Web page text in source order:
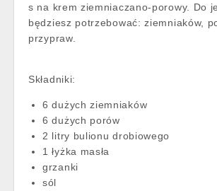
s na krem ziemniaczano-porowy. Do
będziesz potrzebować: ziemniaków,
przypraw.
Składniki:
6 dużych ziemniaków
6 dużych porów
2 litry bulionu drobiowego
1 łyżka masła
grzanki
sól